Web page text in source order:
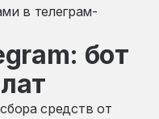
бот
средств от